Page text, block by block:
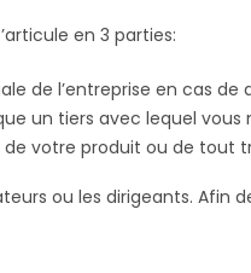
en 3 parties:
de l’entreprise en cas
un tiers avec lequel vous
votre produit ou de tout
ou les dirigeants.